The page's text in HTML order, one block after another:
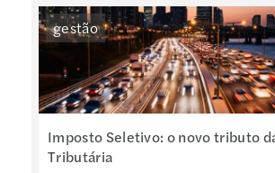
gestão
Imposto Seletivo: o novo tributo
Tributária